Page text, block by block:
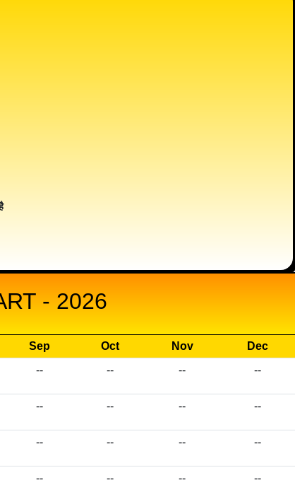
- 2026
Sep Oct Nov
Dec
-- -- -- --
-- -- -- --
-- -- -- --
-- -- -- --